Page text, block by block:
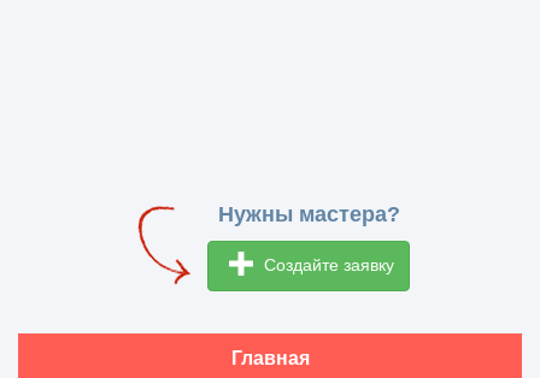
Нужны мастера?
Создайте заявку
Главная